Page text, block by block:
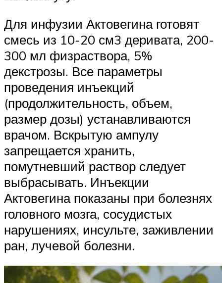
Для инфузии Актовегина готовят
смесь из 10-20 см3 деривата, 200-
300 мл физраствора, 5%
декстрозы. Все параметры
проведения инъекций
(продолжительность, объем,
размер дозы) устанавливаются
врачом. Вскрытую ампулу
запрещается хранить,
помутневший раствор следует
выбрасывать. Инъекции
Актовегина показаны при болезнях
головного мозга, сосудистых
нарушениях, инсульте, заживлении
ран, лучевой болезни.